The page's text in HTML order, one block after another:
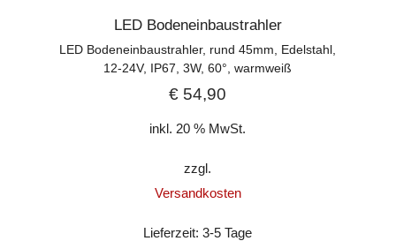
LED Bodeneinbaustrahler
LED Bodeneinbaustrahler, rund 45mm, Edelstahl,
12-24V, IP67, 3W, 60°, warmweiß
€ 54,90
inkl. 20 % MwSt.
zzgl.
Versandkosten
Lieferzeit:3-5 Tage